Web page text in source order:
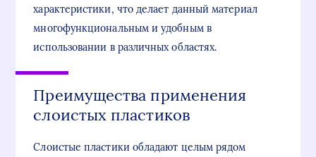
характеристики, что делает данный материал
многофункциональным и удобным в
использовании в различных областях.
Преимущества применения
слоистых пластиков
Слоистые пластики обладают целым рядом